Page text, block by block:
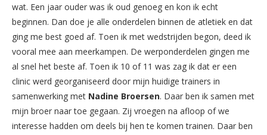
wat. Een jaar ouder was ik oud genoeg en kon ik echt
beginnen. Dan doe je alle onderdelen binnen de atletiek en dat
ging me best goed af. Toen ik met wedstrijden begon, deed ik
vooral mee aan meerkampen. De werponderdelen gingen me
al snel het beste af. Toen ik 10 of 11 was zag ik dat er een
clinic werd georganiseerd door mijn huidige trainers in
samenwerking met Nadine Broersen. Daar ben ik samen met
mijn broer naar toe gegaan. Zij vroegen na afloop of we
interesse hadden om deels bij hen te komen trainen. Daar ben